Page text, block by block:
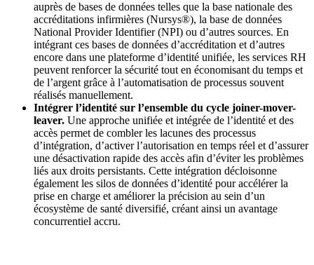
auprès de bases de données telles que la base nationale des
accréditations infirmières (Nursys®), la base de données
National Provider Identifier (NPI) ou d’autres sources. En
intégrant ces bases de données d’accréditation et d’autres
encore dans une plateforme d’identité unifiée, les services RH
peuvent renforcer la sécurité tout en économisant du temps et
de l’argent grâce à l’automatisation de processus souvent
réalisés manuellement.
Intégrer l’identité sur l’ensemble du cycle joiner-mover-
leaver. Une approche unifiée et intégrée de l’identité et des
accès permet de combler les lacunes des processus
d’intégration, d’activer l’autorisation en temps réel et d’assurer
une désactivation rapide des accès afin d’éviter les problèmes
liés aux droits persistants. Cette intégration décloisonne
également les silos de données d’identité pour accélérer la
prise en charge et améliorer la précision au sein d’un
écosystème de santé diversifié, créant ainsi un avantage
concurrentiel accru.